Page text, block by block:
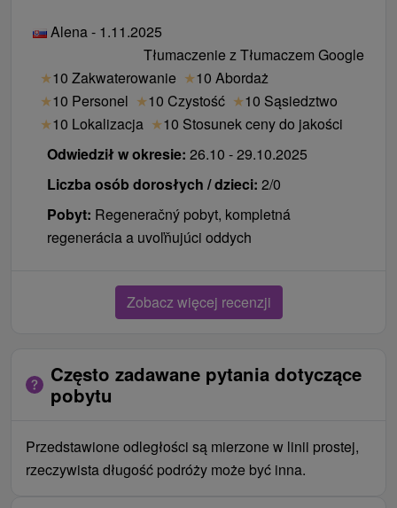
Alena - 1.11.2025
Tłumaczenie z Tłumaczem Google
★10 Zakwaterowanie ★10 Abordaż
★10 Personel ★10 Czystość ★10 Sąsiedztwo
★10 Lokalizacja ★10 Stosunek ceny do jakości
Odwiedził w okresie: 26.10 - 29.10.2025
Liczba osób dorosłych / dzieci: 2/0
Pobyt: Regeneračný pobyt, kompletná
regenerácia a uvoľňujúci oddych
Zobacz więcej recenzji
Często zadawane pytania dotyczące
pobytu
Przedstawione odległości są mierzone w linii prostej,
rzeczywista długość podróży może być inna.